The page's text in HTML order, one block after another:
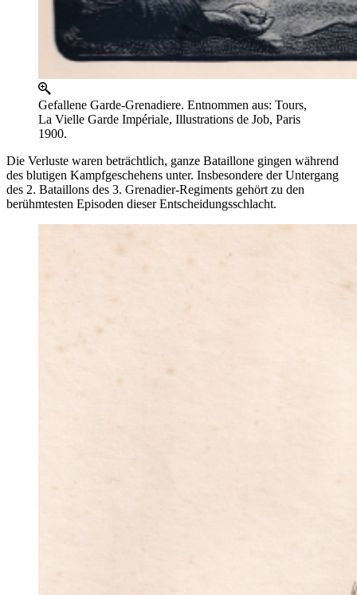
Gefallene Garde-Grenadiere. Entnommen aus: Tours,
La Vielle Garde Impériale, Illustrations de Job, Paris
1900.
Die Verluste waren beträchtlich, ganze Bataillone gingen während
des blutigen Kampfgeschehens unter. Insbesondere der Untergang
des 2. Bataillons des 3. Grenadier-Regiments gehört zu den
berühmtesten Episoden dieser Entscheidungsschlacht.